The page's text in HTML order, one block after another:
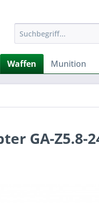
Waffen Munition
GA-Z5.8-